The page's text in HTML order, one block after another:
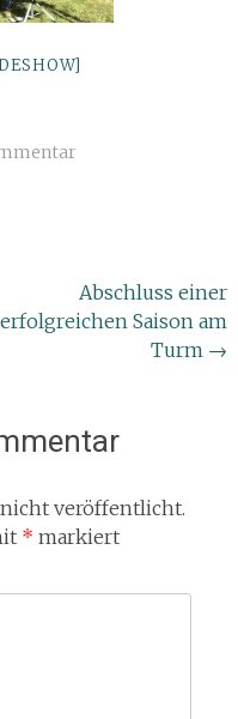
Abschluss einer
erfolgreichen Saison am
Turm →
veröffentlicht.
* markiert